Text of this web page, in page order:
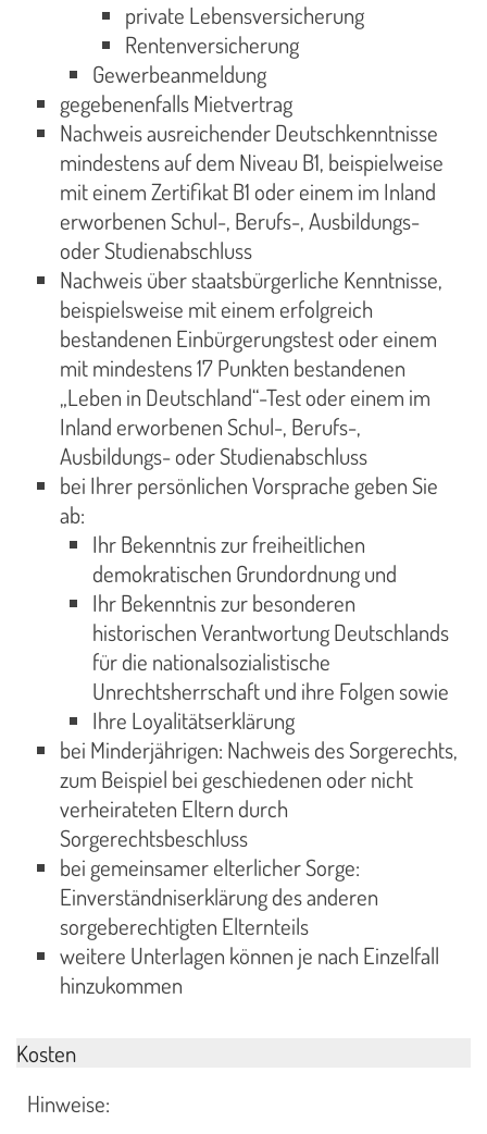
private Lebensversicherung
Rentenversicherung
Gewerbeanmeldung
gegebenenfalls Mietvertrag
Nachweis ausreichender Deutschkenntnisse
mindestens auf dem Niveau B1, beispielweise
mit einem Zertifikat B1 oder einem im Inland
erworbenen Schul-, Berufs-, Ausbildungs-
oder Studienabschluss
Nachweis über staatsbürgerliche Kenntnisse,
beispielsweise mit einem erfolgreich
bestandenen Einbürgerungstest oder einem
mit mindestens 17 Punkten bestandenen
„Leben in Deutschland“-Test oder einem im
Inland erworbenen Schul-, Berufs-,
Ausbildungs- oder Studienabschluss
bei Ihrer persönlichen Vorsprache geben Sie
ab:
Ihr Bekenntnis zur freiheitlichen
demokratischen Grundordnung und
Ihr Bekenntnis zur besonderen
historischen Verantwortung Deutschlands
für die nationalsozialistische
Unrechtsherrschaft und ihre Folgen sowie
Ihre Loyalitätserklärung
bei Minderjährigen: Nachweis des Sorgerechts,
zum Beispiel bei geschiedenen oder nicht
verheirateten Eltern durch
Sorgerechtsbeschluss
bei gemeinsamer elterlicher Sorge:
Einverständniserklärung des anderen
sorgeberechtigten Elternteils
weitere Unterlagen können je nach Einzelfall
hinzukommen
Kosten
Hinweise: